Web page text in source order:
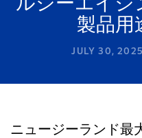
ルシーエイジ
製品用
JULY 30, 2025
ニュージーランド最